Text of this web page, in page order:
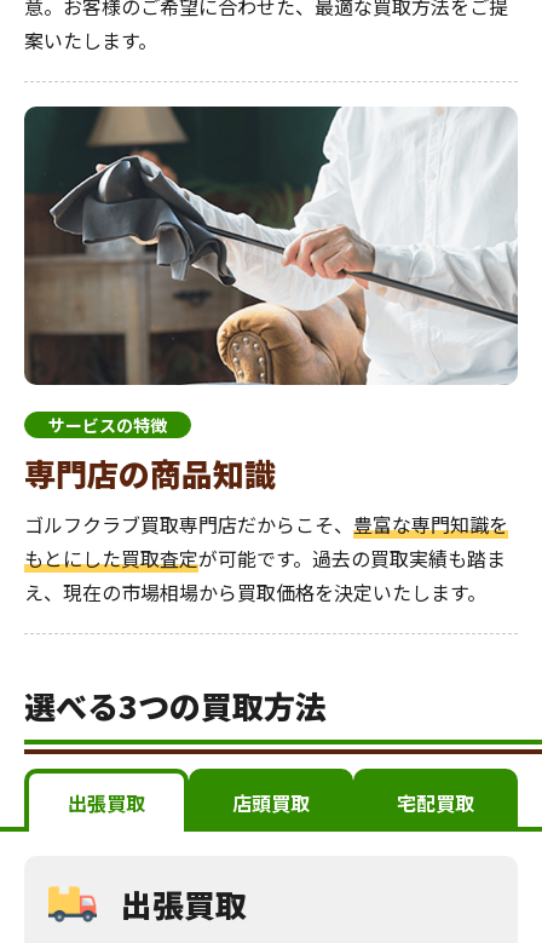
意。お客様のご希望に合わせた、最適な買取方法をご提
案いたします。
サービスの特徴
専門店の商品知識
ゴルフクラブ買取専門店だからこそ、 豊富な専門知識を
もとにした買取査定が可能です。過去の買取実績も踏ま
え、現在の市場相場から買取価格を決定いたします。
選べる3つの買取方法
出張買取 店頭買取 宅配買取
出張買取